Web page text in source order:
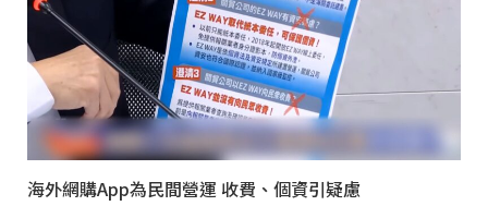
海外網購App為民間營運 收費、個資引疑慮